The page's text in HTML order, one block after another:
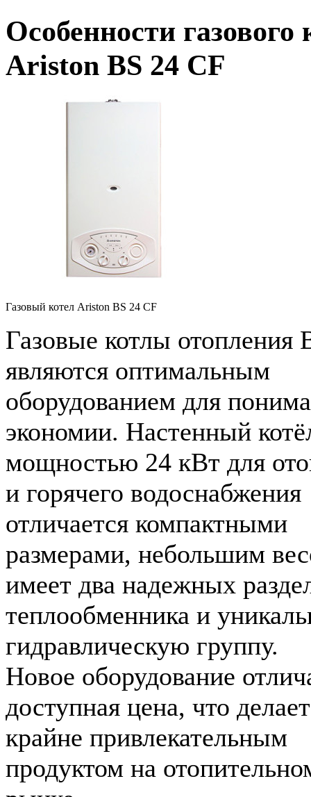
Особенности газового
Ariston BS 24 CF
Газовый котел Ariston BS 24 CF
Газовые котлы отопления
являются оптимальным
оборудованием для
экономии. Настенный
мощностью 24 кВт для
и горячего водоснабжения
отличается компактными
размерами, небольшим
имеет два надежных
теплообменника и
гидравлическую группу.
Новое оборудование
доступная цена, что
крайне привлекательным
продуктом на